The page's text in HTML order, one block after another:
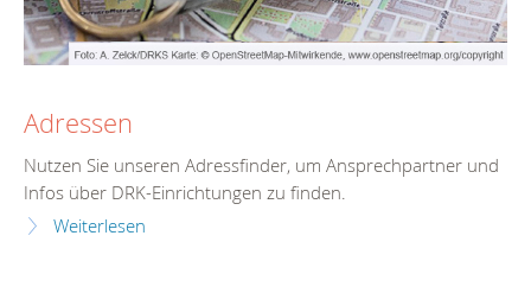
Adressen
Nutzen Sie unseren Adressfinder, um Ansprechpartner und
Infos über DRK-Einrichtungen zu finden.
Weiterlesen